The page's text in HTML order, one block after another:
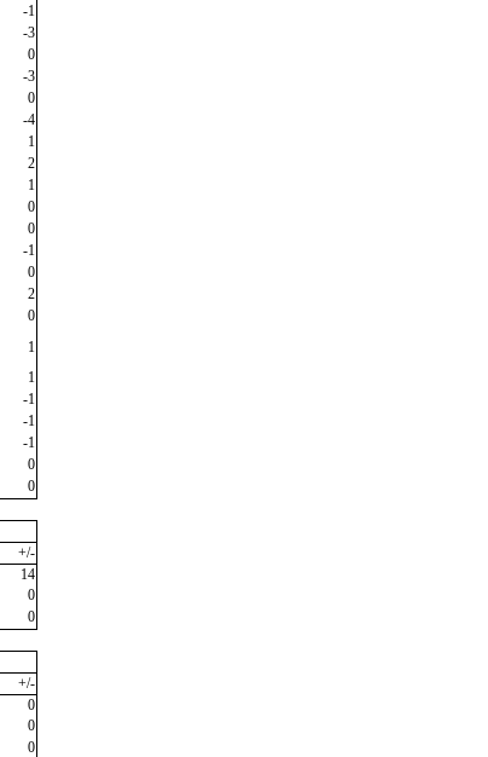
-1
-3
0
-3
0
-4
1
2
1
0
0
-1
0
2
0
1
1
-1
-1
-1
0
0
+/-
14
0
0
+/-
0
0
0